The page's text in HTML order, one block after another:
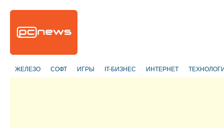
ЖЕЛЕЗО СОФТ ИГРЫ IT-БИЗНЕС ИНТЕРНЕТ